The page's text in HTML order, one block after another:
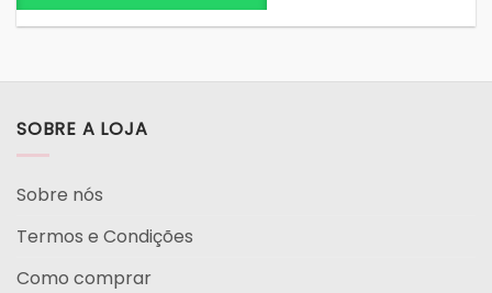
SOBRE A LOJA
Sobre nós
Termos e Condições
Como comprar